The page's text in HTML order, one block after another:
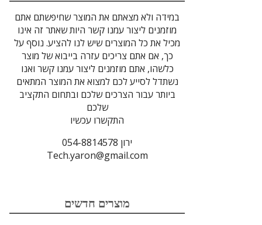
במידה ולא מצאתם את המוצר שחיפשתם אתם
מוזמנים ליצור עמנו קשר היות שאתר זה אינו
מכיל את כל המוצרים שיש לנו להציע. נוסף על
כך, אם אתם צריכים עזרה בייבוא של מוצר
כלשהו, אתם מוזמנים ליצור עמנו קשר ואנו
נשתדל לסייע לכם למצוא את המוצר המתאים
ביותר עבור הצרכים שלכם ובתחום התקציב
שלכם
התקשרו עכשיו
ירון 054-8814578
Tech.yaron@gmail.com
מוצרים חדשים